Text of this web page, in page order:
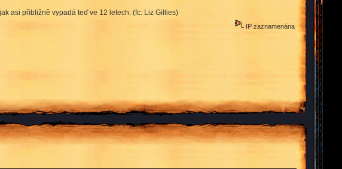
asi přibližně vypadá teď ve 12 letech. (fc: Liz Gillies)
IP zaznamenána